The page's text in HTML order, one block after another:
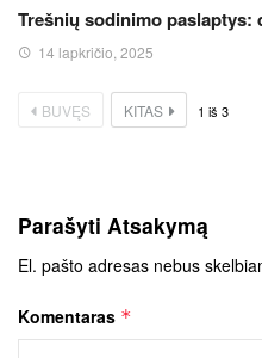
Trešnių sodinimo
14 lapkričio, 2025
BUVĘS KITAS 1 iš 3
Parašyti Atsakymą
El. pašto adresas nebus
Komentaras *